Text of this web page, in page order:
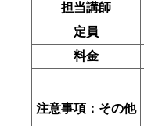
担当講師
定員
料金
注意事項：その他